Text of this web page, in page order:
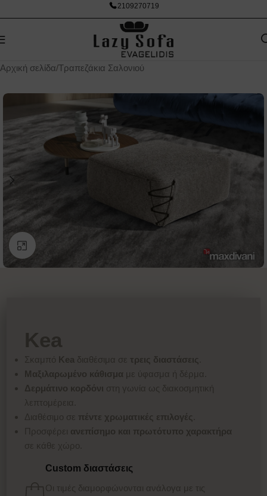
2109270719
Αρχική σελίδα/Τραπεζάκια Σαλονιού
Kea
Σκαμπό Kea διαθέσιμα σε τρεις διαστάσεις
Μαξιλαρωμένο κάθισμα με ύφασμα ή δέρμα.
Δερμάτινο κορδόνι στη γωνία ως διακοσμητική
λεπτομέρεια.
Διαθέσιμο σε πέντε χρωματικές επιλογές
Προσφέρει ανεπίσημο και πρωτότυπο χαρακτήρα
σε κάθε χώρο.
Custom διαστάσεις
Οι τιμές διαμορφώνονται ανάλογα με τις
Κάντε κλικ για μεγέθυνση